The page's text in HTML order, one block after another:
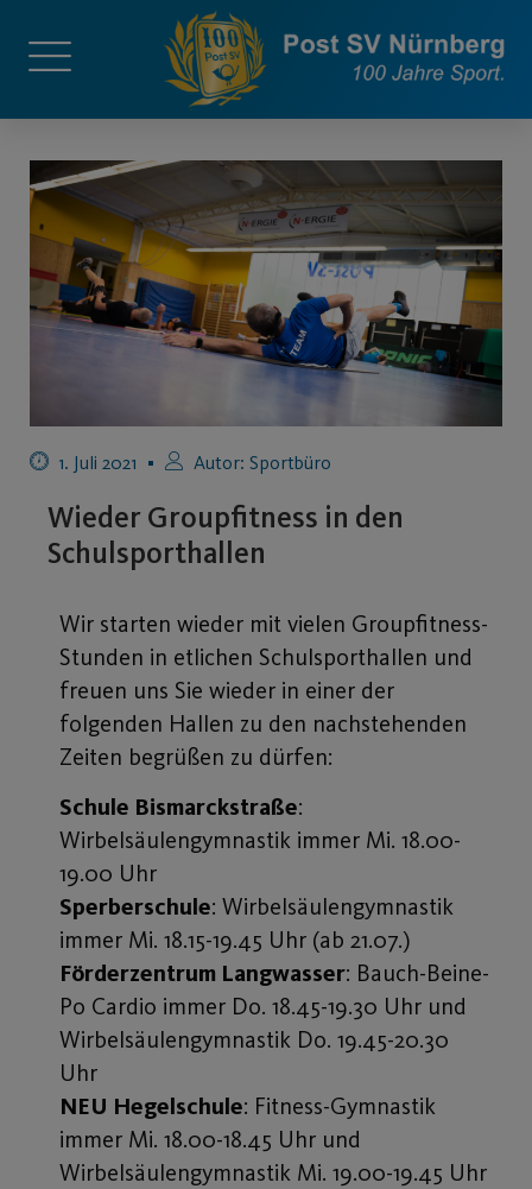
1. Juli 2021 Autor: Sportbüro
Wieder Groupfitness in den
Schulsporthallen
Wir starten wieder mit vielen Groupfitness-
Stunden in etlichen Schulsporthallen und
freuen uns Sie wieder in einer der
folgenden Hallen zu den nachstehenden
Zeiten begrüßen zu dürfen:
Schule Bismarckstraße:
Wirbelsäulengymnastik immer Mi. 18.00-
19.00 Uhr
Sperberschule: Wirbelsäulengymnastik
immer Mi. 18.15-19.45 Uhr (ab 21.07.)
Förderzentrum Langwasser: Bauch-Beine-
Po Cardio immer Do. 18.45-19.30 Uhr und
Wirbelsäulengymnastik Do. 19.45-20.30
Uhr
NEU Hegelschule: Fitness-Gymnastik
immer Mi. 18.00-18.45 Uhr und
Wirbelsäulengymnastik Mi. 19.00-19.45 Uhr